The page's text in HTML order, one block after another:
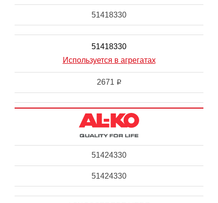
51418330
51418330
Используется в агрегатах
2671 i
51424330
51424330